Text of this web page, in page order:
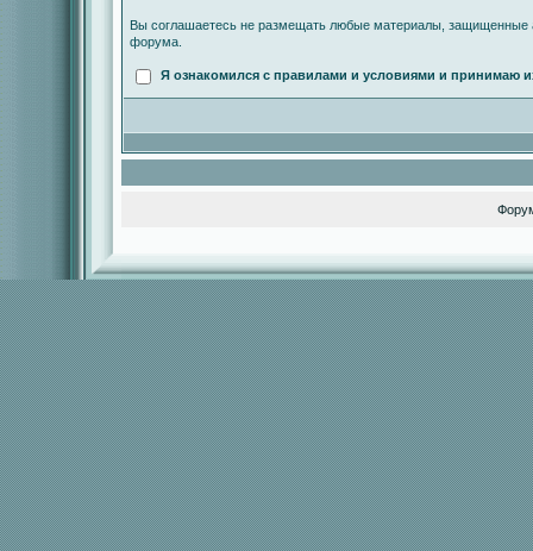
Вы соглашаетесь не размещать любые материалы, защищенные
форума.
Я ознакомился с правилами и условиями и принимаю